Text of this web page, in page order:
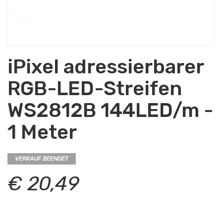
iPixel adressierbarer
RGB-LED-Streifen
WS2812B 144LED/m -
1 Meter
VERKAUF BEENDET
€ 20,49